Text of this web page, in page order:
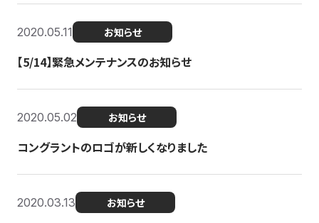
2020.05.11 お知らせ
【5/14】緊急メンテナンスのお知らせ
2020.05.02 お知らせ
コングラントのロゴが新しくなりました
2020.03.13 お知らせ